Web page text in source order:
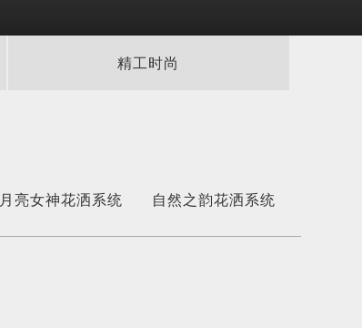
精工时尚
月亮女神花洒系统 自然之韵花洒系统